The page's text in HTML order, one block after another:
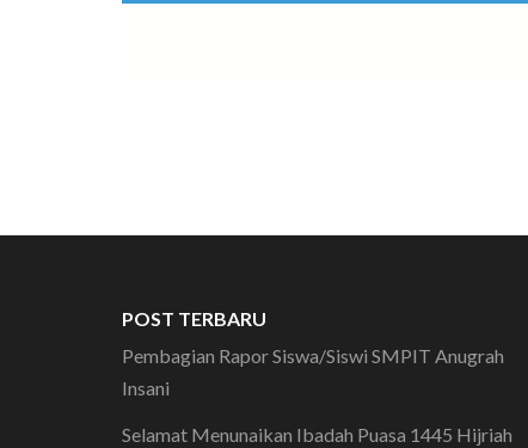
POST TERBARU
Pembagian Rapor Siswa/Siswi SMPIT Anugrah
Insani
Selamat Menunaikan Ibadah Puasa 1445 Hijriah